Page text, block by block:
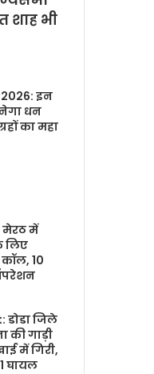
शाह भी
इन
धन
का महा
मेरठ में
लिए
10
डोडा जिले
की गाड़ी
में गिरी,
घायल